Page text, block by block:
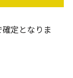
定となりま